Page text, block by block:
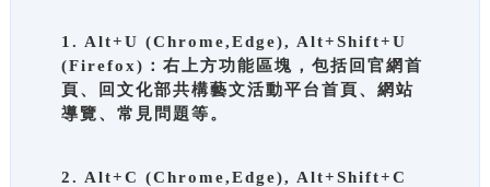
1. Alt+U (Chrome,Edge), Alt+Shift+U
(Firefox)：右上方功能區塊，包括回官網首
頁、回文化部共構藝文活動平台首頁、網站
導覽、常見問題等。
2. Alt+C (Chrome,Edge), Alt+Shift+C